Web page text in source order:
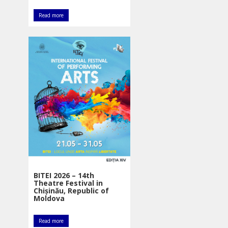
Read more
BITEI 2026 – 14th
Theatre Festival in
Chișinău, Republic of
Moldova
Read more